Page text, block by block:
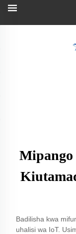
Mipango
Badilisha kwa
uhalisi wa IoT.